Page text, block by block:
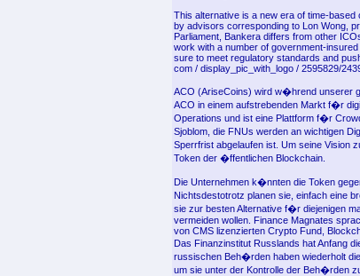
This alternative is a new era of time-
by advisors corresponding to Lon Wong,
Parliament, Bankera differs from other
work with a number of government-
sure to meet regulatory standards and
com / display_pic_with_logo / 2595829/
ACO (AriseCoins) wird w�hrend unserer
ACO in einem aufstrebenden Markt f�r
Operations und ist eine Plattform f�r
Sjoblom, die FNUs werden an wichtigen
Sperrfrist abgelaufen ist. Um seine
Token der �ffentlichen Blockchain.
Die Unternehmen k�nnten die Token
Nichtsdestotrotz planen sie, einfach eine
sie zur besten Alternative f�r diejenigen
vermeiden wollen. Finance Magnates
von CMS lizenzierten Crypto Fund,
Das Finanzinstitut Russlands hat Anfang
russischen Beh�rden haben wiederholt
um sie unter der Kontrolle der Beh�rden